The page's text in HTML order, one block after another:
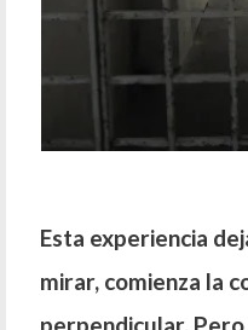
Esta experiencia
mirar, comienza la